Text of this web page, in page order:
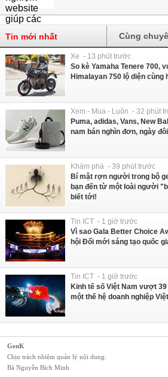
Tin mới nhất Cùng
Xe - 13 phút trước
So kè Yamaha Tenere 700,
Himalayan 750 lộ diện cùng
Xem - Mua - Luôn - 32 phút
Puma, adidas, Vans, New
nam bán nghìn đơn, ngày
Khám phá - 39 phút trước
Bí mật rợn người trong bộ
bạn đến từ một loài người
biết tới!
Tin ICT - 1 giờ trước
Vì sao Gala Better Choice
hội Đổi mới sáng tạo quốc
Tin ICT - 1 giờ trước
Kinh tế số Việt Nam vượt
một thế hệ doanh nghiệp
GenK
Chịu trách nhiệm quản lý nội dung:
Bà Nguyễn Bích Minh